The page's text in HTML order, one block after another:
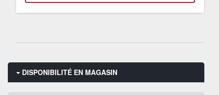
DISPONIBILITÉ EN MAGASIN